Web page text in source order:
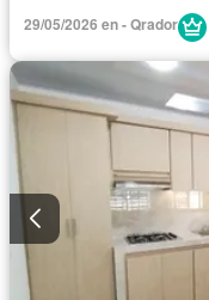
29/05/2026 en - Qrador